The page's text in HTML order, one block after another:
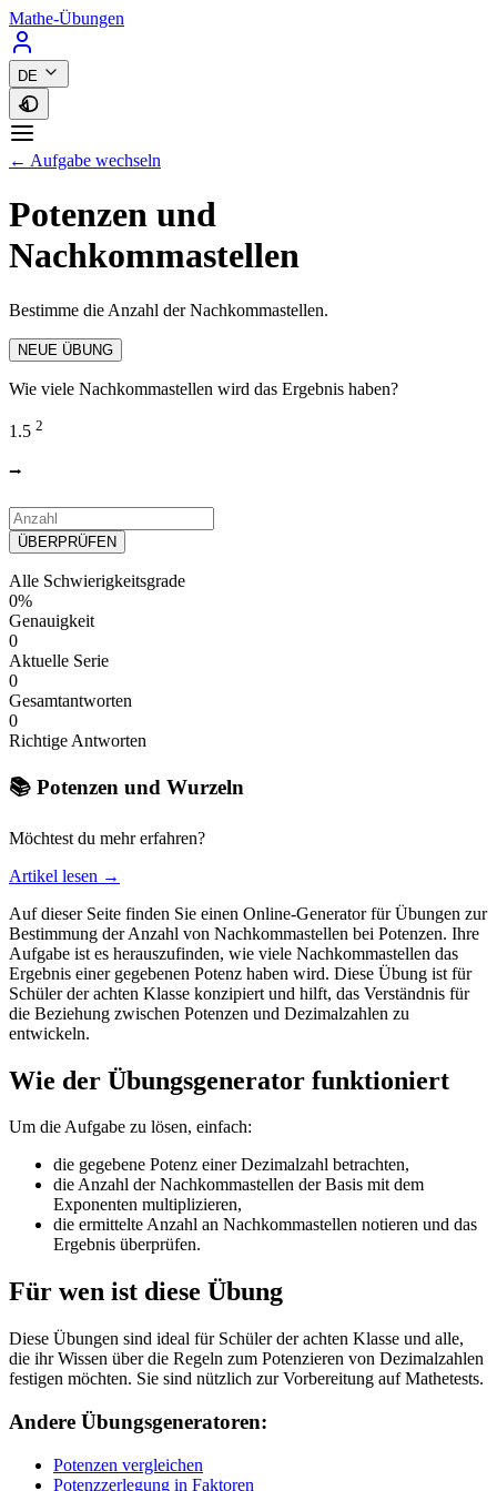
Mathe-Übungen
DE
← Aufgabe wechseln
Potenzen und
Nachkommastellen
Bestimme die Anzahl der Nachkommastellen.
NEUE ÜBUNG
Wie viele Nachkommastellen wird das Ergebnis haben?
1.5 2
⭢
ÜBERPRÜFEN
Alle Schwierigkeitsgrade
0%
Genauigkeit
0
Aktuelle Serie
0
Gesamtantworten
0
Richtige Antworten
📚 Potenzen und Wurzeln
Möchtest du mehr erfahren?
Artikel lesen →
Auf dieser Seite finden Sie einen Online-Generator für Übungen zur
Bestimmung der Anzahl von Nachkommastellen bei Potenzen. Ihre
Aufgabe ist es herauszufinden, wie viele Nachkommastellen das
Ergebnis einer gegebenen Potenz haben wird. Diese Übung ist für
Schüler der achten Klasse konzipiert und hilft, das Verständnis für
die Beziehung zwischen Potenzen und Dezimalzahlen zu
entwickeln.
Wie der Übungsgenerator funktioniert
Um die Aufgabe zu lösen, einfach:
die gegebene Potenz einer Dezimalzahl betrachten,
die Anzahl der Nachkommastellen der Basis mit dem
Exponenten multiplizieren,
die ermittelte Anzahl an Nachkommastellen notieren und das
Ergebnis überprüfen.
Für wen ist diese Übung
Diese Übungen sind ideal für Schüler der achten Klasse und alle,
die ihr Wissen über die Regeln zum Potenzieren von Dezimalzahlen
festigen möchten. Sie sind nützlich zur Vorbereitung auf Mathetests.
Andere Übungsgeneratoren:
Potenzen vergleichen
Potenzzerlegung in Faktoren